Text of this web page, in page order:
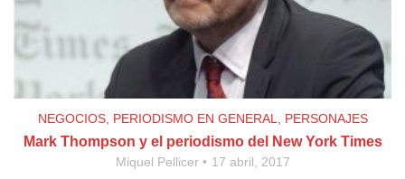
NEGOCIOS, PERIODISMO EN GENERAL PERSONAJES
Mark Thompson y el periodismo del New York Times
Miquel Pellicer 17 abril, 2017